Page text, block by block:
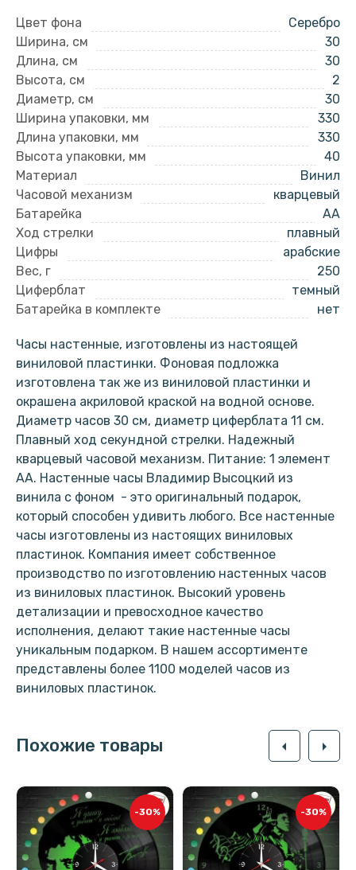
Цвет фона
Серебро
Ширина, см
30
Длина, см
30
Высота, см
2
Диаметр, см
30
Ширина упаковки, мм
330
Длина упаковки, мм
330
Высота упаковки, мм
40
Материал
Винил
Часовой механизм
кварцевый
Батарейка
AA
Ход стрелки
плавный
Цифры
арабские
Вес, г
250
Циферблат
темный
Батарейка в комплекте
нет
Часы настенные, изготовлены из настоящей
виниловой пластинки. Фоновая подложка
изготовлена так же из виниловой пластинки и
окрашена акриловой краской на водной основе.
Диаметр часов 30 см, диаметр циферблата 11 см.
Плавный ход секундной стрелки. Надежный
кварцевый часовой механизм. Питание: 1 элемент
АА. Настенные часы Владимир Высоцкий из
винила с фоном - это оригинальный подарок,
который способен удивить любого. Все настенные
часы изготовлены из настоящих виниловых
пластинок. Компания имеет собственное
производство по изготовлению настенных часов
из виниловых пластинок. Высокий уровень
детализации и превосходное качество
исполнения, делают такие настенные часы
уникальным подарком. В нашем ассортименте
представлены более 1100 моделей часов из
виниловых пластинок.
Похожие товары arrow_left arrow_right
-30% -30%